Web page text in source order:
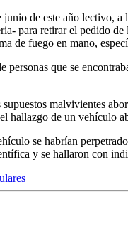
de este año lectivo,
para retirar el pedido
de fuego en mano,
personas que se
malvivientes
hallazgo de un vehículo
se habrían
y se hallaron con